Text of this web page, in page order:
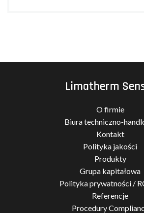
Limatherm
O firmie
Biura techniczno-
Kontakt
Polityka jakości
Produkty
Grupa kapitałowa
Polityka prywatności /
Referencje
Procedury